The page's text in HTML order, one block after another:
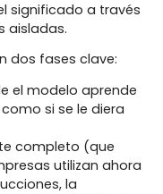
en una arquitectura
llamado
de decir que
Es similar a
el significado a
aisladas.
en dos fases clave: